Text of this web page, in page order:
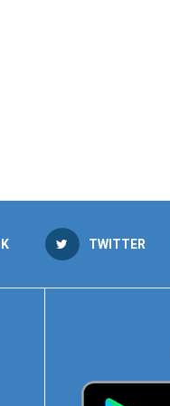
TWITTER